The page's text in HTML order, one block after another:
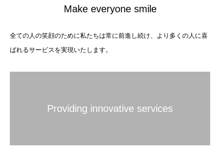
Make everyone smile
全ての人の笑顔のために私たちは常に前進し続け、より多くの人に喜
ばれるサービスを実現いたします。
Providing innovative services